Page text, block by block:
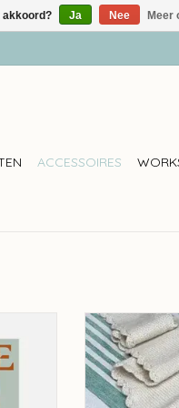
ACCESSOIRES
Julija Alleen
TOEVOEGEN
akkoord? Ja Nee Meer